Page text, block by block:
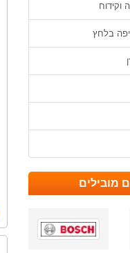
וקידוח
בלחץ
מובילים